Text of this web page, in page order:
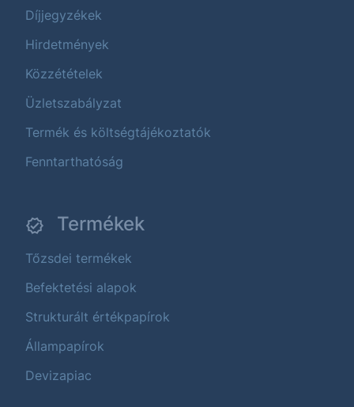
Díjjegyzékek
Hirdetmények
Közzétételek
Üzletszabályzat
Termék és költségtájékoztatók
Fenntarthatóság
Termékek
Tőzsdei termékek
Befektetési alapok
Strukturált értékpapírok
Állampapírok
Devizapiac